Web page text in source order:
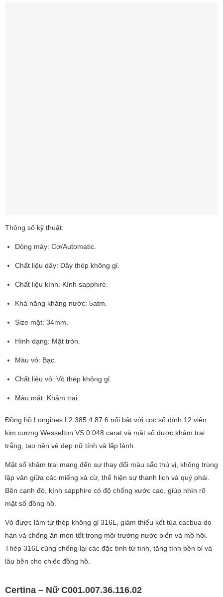
Thông số kỹ thuật:
Dòng máy: Cơ/Automatic.
Chất liệu dây: Dây thép không gỉ.
Chất liệu kính: Kính sapphire.
Khả năng kháng nước: 5atm.
Size mặt: 34mm.
Hình dạng: Mặt tròn.
Màu vỏ: Bạc.
Chất liệu vỏ: Vỏ thép không gỉ.
Màu mặt: Khảm trai.
Đồng hồ Longines L2.385.4.87.6 nổi bật với cọc số đính 12 viên
kim cương Wesselton VS 0.048 carat và mặt số được khảm trai
trắng, tạo nên vẻ đẹp nữ tính và lấp lánh.
Mặt số khảm trai mang đến sự thay đổi màu sắc thú vị, không trùng
lặp vân giữa các miếng xà cừ, thể hiện sự thanh lịch và quý phái.
Bên cạnh đó, kính sapphire có độ chống xước cao, giúp nhìn rõ
mặt số đồng hồ.
Vỏ được làm từ thép không gỉ 316L, giảm thiểu kết tủa cacbua do
hàn và chống ăn mòn tốt trong môi trường nước biển và mồ hôi.
Thép 316L cũng chống lại các đặc tính từ tính, tăng tính bền bỉ và
lâu bền cho chiếc đồng hồ.
Certina – Nữ C001.007.36.116.02